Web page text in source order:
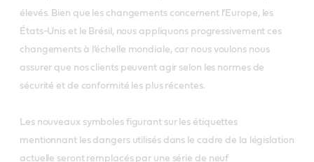
élevés. Bien que les changements concernent l’Europe, les
États-Unis et le Brésil, nous appliquons progressivement ces
changements à l’échelle mondiale, car nous voulons nous
assurer que nos clients peuvent agir selon les normes de
sécurité et de conformité les plus récentes.
Les nouveaux symboles figurant sur les étiquettes
mentionnant les dangers utilisés dans le cadre de la législation
actuelle seront remplacés par une série de neuf